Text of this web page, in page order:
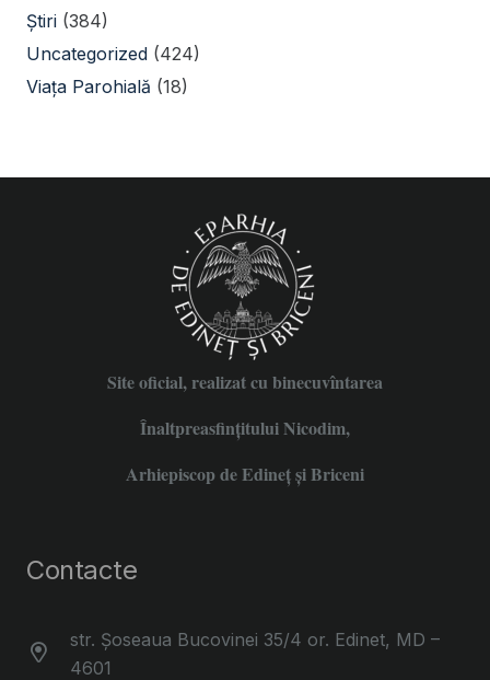
Știri (384)
Uncategorized (424)
Viața Parohială (18)
Site oficial, realizat cu binecuvîntarea
Înaltpreasfințitului Nicodim,
Arhiepiscop de Edineţ şi Briceni
Contacte
str. Șoseaua Bucovinei 35/4 or. Edinet, MD –
4601